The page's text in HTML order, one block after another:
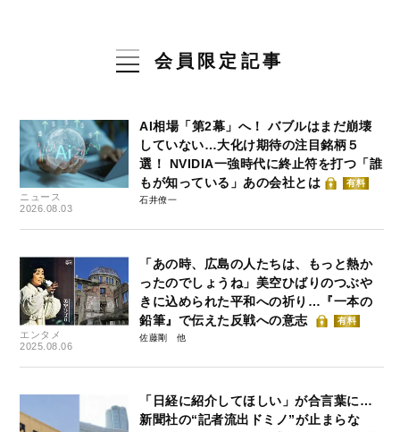
会員限定記事
ニュース
2026.08.03
AI相場「第2幕」へ！ バブルはまだ崩壊
していない…大化け期待の注目銘柄５
選！ NVIDIA一強時代に終止符を打つ「誰
もが知っている」あの会社とは
有料
石井僚一
エンタメ
2025.08.06
「あの時、広島の人たちは、もっと熱か
ったのでしょうね」美空ひばりのつぶや
きに込められた平和への祈り…『一本の
鉛筆』で伝えた反戦への意志
有料
佐藤剛
「日経に紹介してほしい」が合言葉に…
新聞社の“記者流出ドミノ”が止まらな